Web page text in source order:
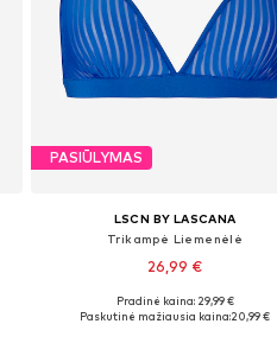
PASIŪLYMAS
LSCN BY LASCANA
Trikampė Liemenėlė
26,99 €
Yra daugybė dydžių
Pradinė kaina: 29,99 €
Paskutinė mažiausia kaina:20,99 €